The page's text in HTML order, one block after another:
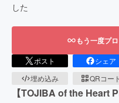
した
もう一度プ
ポスト シェア
埋め込み
QRコー
【TOJIBA of the Heart